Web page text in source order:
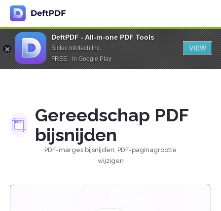
DeftPDF - All-in-one PDF Tools
Sictec Infotech Inc.
FREE - In Google Play
VIEW
Gereedschap PDF
bijsnijden
PDF-marges bijsnijden, PDF-paginagrootte
wijzigen